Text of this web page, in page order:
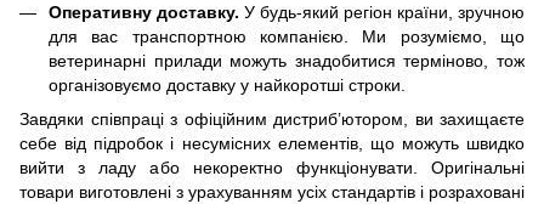
Оперативну доставку. У будь-який регіон країни, зручною
для вас транспортною компанією. Ми розуміємо, що
ветеринарні прилади можуть знадобитися терміново, тож
організовуємо доставку у найкоротші строки.
Завдяки співпраці з офіційним дистриб’ютором, ви захищаєте
себе від підробок і несумісних елементів, що можуть швидко
вийти з ладу або некоректно функціонувати. Оригінальні
товари виготовлені з урахуванням усіх стандартів і розраховані